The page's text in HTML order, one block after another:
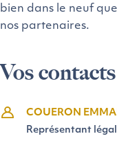
bien dans le neuf
nos partenaires.
Vos contacts
COUERON
Représentant